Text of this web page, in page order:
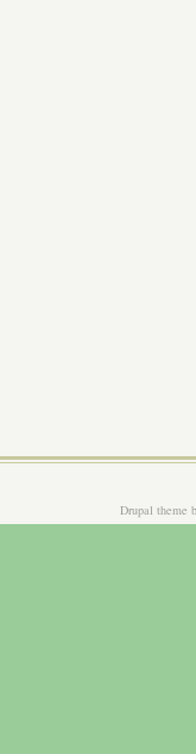
Drupal theme